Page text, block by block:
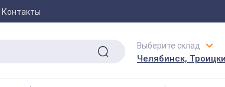
Контакты
Выберите склад
Челябинск,